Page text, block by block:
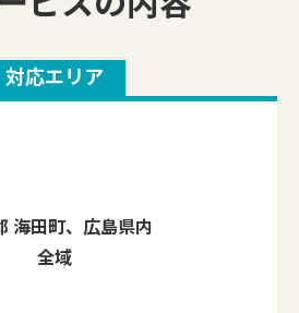
対応エリア
海田町、広島県内
全域